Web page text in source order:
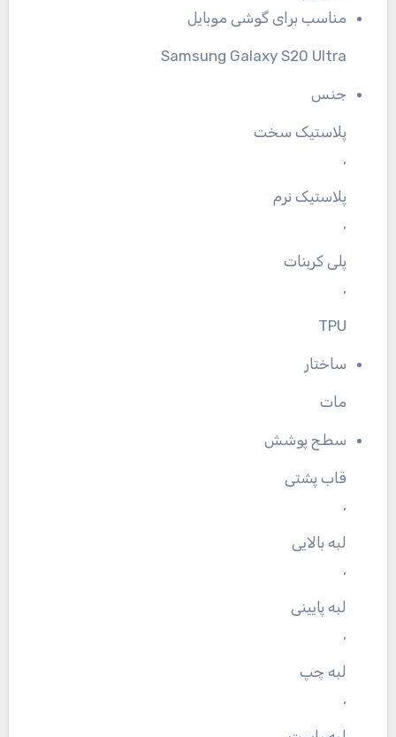
مناسب برای گوشی موبایل
Samsung Galaxy S20 Ultra
جنس
پلاستیک سخت
,
پلاستیک نرم
,
پلی کربنات
,
TPU
ساختار
مات
سطح پوشش
قاب پشتی
,
لبه بالایی
,
لبه پایینی
,
لبه چپ
,